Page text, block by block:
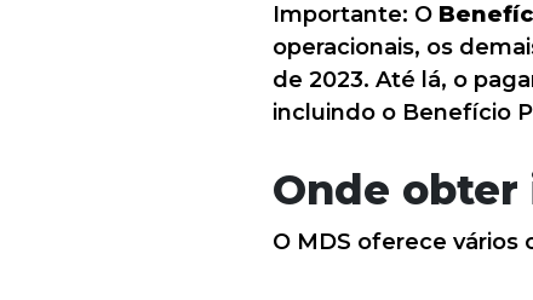
Importante: O
operacionais, os
de 2023. Até lá, o
incluindo o Benefício
Onde obter
O MDS oferece vários